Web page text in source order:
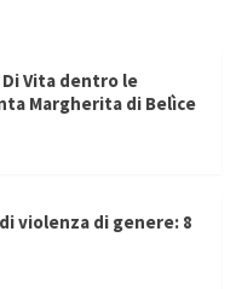
Vita dentro le
Margherita di Belìce
violenza di genere: 8